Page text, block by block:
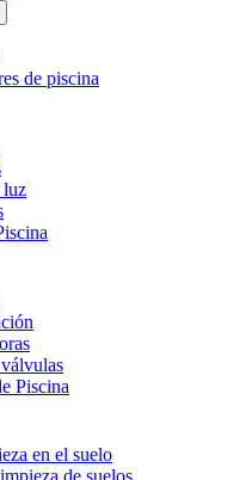
de piscina
luz
Piscina
en el suelo
de suelos